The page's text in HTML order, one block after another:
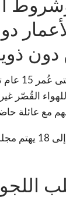
دون
عام تقوم
القُصّر
مع عائلة
أما من عُمر 15